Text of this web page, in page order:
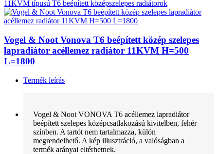
11KVM típusú T6 beépített középszelepes radiátorok
Vogel & Noot Vonova T6 beépített közép szelepes
lapradiátor acéllemez radiátor 11KVM H=500
L=1800
Termék leírás
Vogel & Noot VONOVA T6 acéllemez lapradiátor
beépített szelepes középcsatlakozású kivitelben, fehér
színben. A tartót nem tartalmazza, külön
megrendelhető. A kép illusztráció, a valóságban a
termék arányai eltérhetnek.